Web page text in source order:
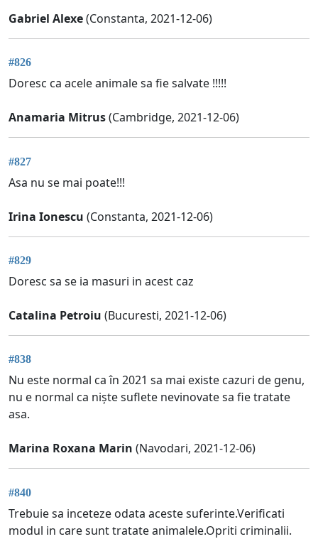
Gabriel Alexe(Constanta, 2021-12-06)
#826
Doresc ca acele animale sa fie salvate !!!!!
Anamaria Mitrus(Cambridge, 2021-12-06)
#827
Asa nu se mai poate!!!
Irina Ionescu (Constanta, 2021-12-06)
#829
Doresc sa se ia masuri in acest caz
Catalina Petroiu (Bucuresti, 2021-12-06)
#838
Nu este normal ca în 2021 sa mai existe cazuri de genu,
nu e normal ca niște suflete nevinovate sa fie tratate
asa.
Marina Roxana Marin (Navodari, 2021-12-06)
#840
Trebuie sa inceteze odata aceste suferinte.Verificati
modul in care sunt tratate animalele.Opriti criminalii.